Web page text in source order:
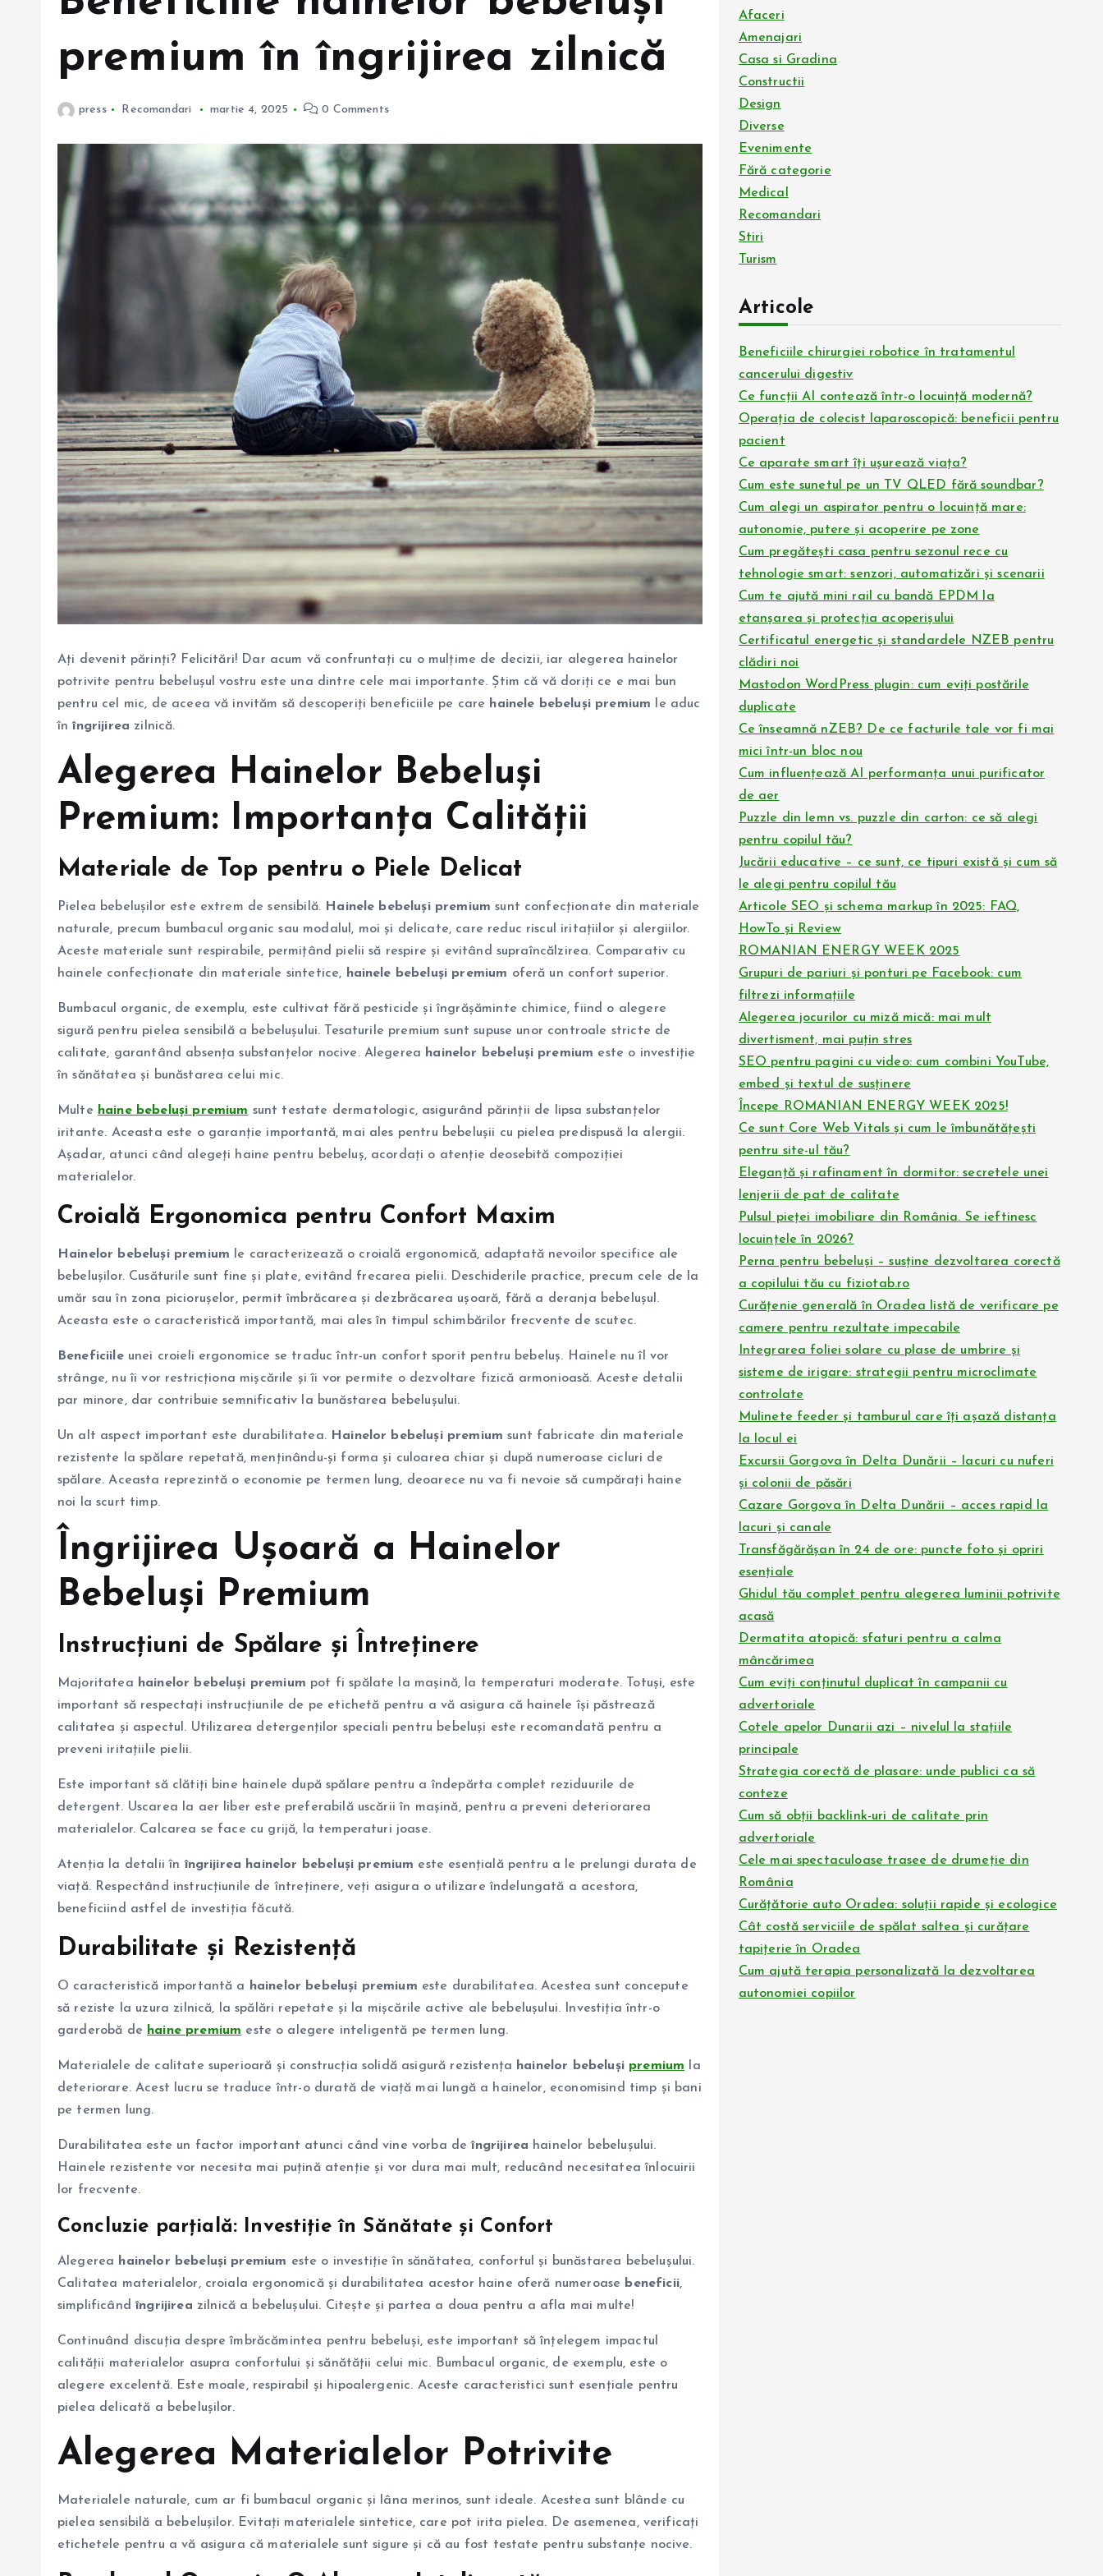
premium în îngrijirea zilnică
press Recomandari martie 4, 2025 0 Comments
Ați devenit părinți? Felicitări! Dar acum vă confruntați cu o mulțime de decizii, iar alegerea hainelor
potrivite pentru bebelușul vostru este una dintre cele mai importante. Știm că vă doriți ce e mai bun
pentru cel mic, de aceea vă invităm să descoperiți beneficiile pe care hainele bebeluși premium le aduc
înîngrijirea zilnică.
Alegerea Hainelor Bebeluși
Premium: Importanța Calității
Materiale de Top pentru o Piele Delicat
Pielea bebelușilor este extrem de sensibilă. Hainele bebeluși premium sunt confecționate din materiale
naturale, precum bumbacul organic sau modalul, moi și delicate, care reduc riscul iritațiilor și alergiilor.
Aceste materiale sunt respirabile, permițând pielii să respire și evitând supraîncălzirea. Comparativ cu
hainele confecționate din materiale sintetice, hainele bebeluși premium oferă un confort superior.
Bumbacul organic, de exemplu, este cultivat fără pesticide și îngrășăminte chimice, fiind o alegere
sigură pentru pielea sensibilă a bebelușului. Tesaturile premium sunt supuse unor controale stricte de
calitate, garantând absența substanțelor nocive. Alegerea hainelor bebeluși premium este o investiție
în sănătatea și bunăstarea celui mic.
Multe haine bebeluși premium sunt testate dermatologic, asigurând părinții de lipsa substanțelor
iritante. Aceasta este o garanție importantă, mai ales pentru bebelușii cu pielea predispusă la alergii.
Așadar, atunci când alegeți haine pentru bebeluș, acordați o atenție deosebită compoziției
materialelor.
Croială Ergonomica pentru Confort Maxim
Hainelor bebeluși premium le caracterizează o croială ergonomică, adaptată nevoilor specifice ale
bebelușilor. Cusăturile sunt fine și plate, evitând frecarea pielii. Deschiderile practice, precum cele de la
umăr sau în zona piciorușelor, permit îmbrăcarea și dezbrăcarea ușoară, fără a deranja bebelușul.
Aceasta este o caracteristică importantă, mai ales în timpul schimbărilor frecvente de scutec.
Beneficiileunei croieli ergonomice se traduc într-un confort sporit pentru bebeluș. Hainele nu îl vor
strânge, nu îi vor restricționa mișcările și îi vor permite o dezvoltare fizică armonioasă. Aceste detalii
par minore, dar contribuie semnificativ la bunăstarea bebelușului.
Un alt aspect important este durabilitatea. Hainelor bebeluși premium sunt fabricate din materiale
rezistente la spălare repetată, menținându-și forma și culoarea chiar și după numeroase cicluri de
spălare. Aceasta reprezintă o economie pe termen lung, deoarece nu va fi nevoie să cumpărați haine
noi la scurt timp.
Îngrijirea Ușoară a Hainelor
Bebeluși Premium
Instrucțiuni de Spălare și Întreținere
Majoritatea hainelor bebeluși premium pot fi spălate la mașină, la temperaturi moderate. Totuși, este
important să respectați instrucțiunile de pe etichetă pentru a vă asigura că hainele își păstrează
calitatea și aspectul. Utilizarea detergenților speciali pentru bebeluși este recomandată pentru a
preveni iritațiile pielii.
Este important să clătiți bine hainele după spălare pentru a îndepărta complet reziduurile de
detergent. Uscarea la aer liber este preferabilă uscării în mașină, pentru a preveni deteriorarea
materialelor. Calcarea se face cu grijă, la temperaturi joase.
Atenția la detalii înîngrijirea hainelor bebeluși premium este esențială pentru a le prelungi durata de
viață. Respectând instrucțiunile de întreținere, veți asigura o utilizare îndelungată a acestora,
beneficiind astfel de investiția făcută.
Durabilitate și Rezistență
O caracteristică importantă a hainelor bebeluși premium este durabilitatea. Acestea sunt concepute
să reziste la uzura zilnică, la spălări repetate și la mișcările active ale bebelușului. Investiția într-o
garderobă de haine premium este o alegere inteligentă pe termen lung.
Materialele de calitate superioară și construcția solidă asigură rezistența hainelor bebeluși premium la
deteriorare. Acest lucru se traduce într-o durată de viață mai lungă a hainelor, economisind timp și bani
pe termen lung.
Durabilitatea este un factor important atunci când vine vorba deîngrijirea hainelor bebelușului.
Hainele rezistente vor necesita mai puțină atenție și vor dura mai mult, reducând necesitatea înlocuirii
lor frecvente.
Concluzie parțială: Investiție în Sănătate și Confort
Alegerea hainelor bebeluși premium este o investiție în sănătatea, confortul și bunăstarea bebelușului.
Calitatea materialelor, croiala ergonomică și durabilitatea acestor haine oferă numeroase beneficii,
simplificândîngrijirea zilnică a bebelușului. Citește și partea a doua pentru a afla mai multe!
Continuând discuția despre îmbrăcămintea pentru bebeluși, este important să înțelegem impactul
calității materialelor asupra confortului și sănătății celui mic. Bumbacul organic, de exemplu, este o
alegere excelentă. Este moale, respirabil și hipoalergenic. Aceste caracteristici sunt esențiale pentru
pielea delicată a bebelușilor.
Alegerea Materialelor Potrivite
Materialele naturale, cum ar fi bumbacul organic și lâna merinos, sunt ideale. Acestea sunt blânde cu
pielea sensibilă a bebelușilor. Evitați materialele sintetice, care pot irita pielea. De asemenea, verificați
etichetele pentru a vă asigura că materialele sunt sigure și că au fost testate pentru substanțe nocive.
Afaceri
Amenajari
Casa si Gradina
Constructii
Design
Diverse
Evenimente
Fără categorie
Medical
Recomandari
Stiri
Turism
Articole
Beneficiile chirurgiei robotice în tratamentul
cancerului digestiv
Ce funcții AI contează într-o locuință modernă?
Operația de colecist laparoscopică: beneficii pentru
pacient
Ce aparate smart îți ușurează viața?
Cum este sunetul pe un TV QLED fără soundbar?
Cum alegi un aspirator pentru o locuință mare:
autonomie, putere și acoperire pe zone
Cum pregătești casa pentru sezonul rece cu
tehnologie smart: senzori, automatizări și scenarii
Cum te ajută mini rail cu bandă EPDM la
etanșarea și protecția acoperișului
Certificatul energetic și standardele NZEB pentru
clădiri noi
Mastodon WordPress plugin: cum eviți postările
duplicate
Ce înseamnă nZEB? De ce facturile tale vor fi mai
mici într-un bloc nou
Cum influențează AI performanța unui purificator
de aer
Puzzle din lemn vs. puzzle din carton: ce să alegi
pentru copilul tău?
Jucării educative – ce sunt, ce tipuri există și cum să
le alegi pentru copilul tău
Articole SEO și schema markup în 2025: FAQ,
HowTo și Review
ROMANIAN ENERGY WEEK 2025
Grupuri de pariuri și ponturi pe Facebook: cum
filtrezi informațiile
Alegerea jocurilor cu miză mică: mai mult
divertisment, mai puțin stres
SEO pentru pagini cu video: cum combini YouTube,
embed și textul de susținere
Începe ROMANIAN ENERGY WEEK 2025!
Ce sunt Core Web Vitals și cum le îmbunătățești
pentru site-ul tău?
Eleganță și rafinament în dormitor: secretele unei
lenjerii de pat de calitate
Pulsul pieței imobiliare din România. Se ieftinesc
locuințele în 2026?
Perna pentru bebeluși – susține dezvoltarea corectă
a copilului tău cu fiziotab.ro
Curățenie generală în Oradea listă de verificare pe
camere pentru rezultate impecabile
Integrarea foliei solare cu plase de umbrire și
sisteme de irigare: strategii pentru microclimate
controlate
Mulinete feeder și tamburul care îți așază distanța
la locul ei
Excursii Gorgova în Delta Dunării – lacuri cu nuferi
și colonii de păsări
Cazare Gorgova în Delta Dunării – acces rapid la
lacuri și canale
Transfăgărășan în 24 de ore: puncte foto și opriri
esențiale
Ghidul tău complet pentru alegerea luminii potrivite
acasă
Dermatita atopică: sfaturi pentru a calma
mâncărimea
Cum eviți conținutul duplicat în campanii cu
advertoriale
Cotele apelor Dunarii azi – nivelul la stațiile
principale
Strategia corectă de plasare: unde publici ca să
conteze
Cum să obții backlink-uri de calitate prin
advertoriale
Cele mai spectaculoase trasee de drumeție din
România
Curățătorie auto Oradea: soluții rapide și ecologice
Cât costă serviciile de spălat saltea și curățare
tapițerie în Oradea
Cum ajută terapia personalizată la dezvoltarea
autonomiei copiilor